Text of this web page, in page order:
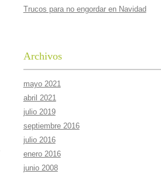
Trucos para no engordar en Navidad
Archivos
mayo 2021
abril 2021
julio 2019
septiembre 2016
julio 2016
enero 2016
junio 2008